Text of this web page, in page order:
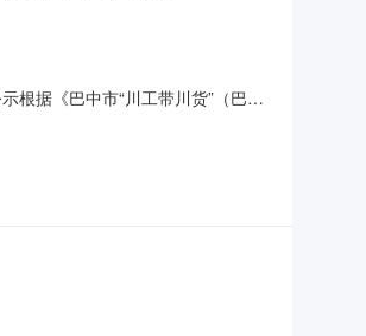
根据《巴中市“川工带川货”（巴适
小组严格按照量化评审标准（总